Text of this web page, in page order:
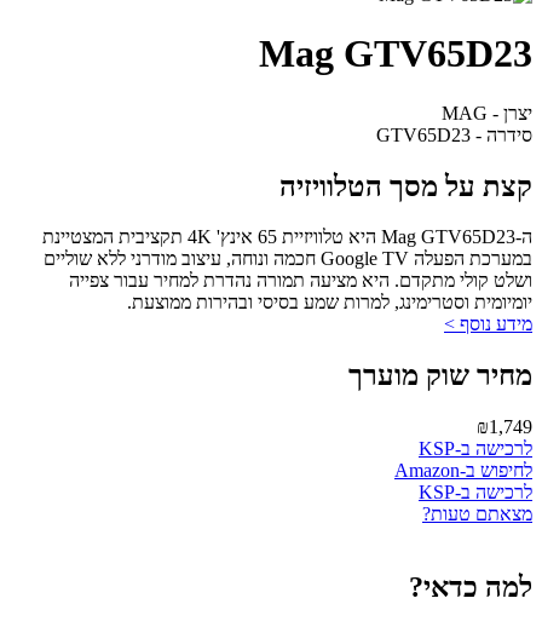
Mag GTV65D23
יצרן - MAG
סידרה - GTV65D23
קצת על מסך הטלוויזיה
ה-Mag GTV65D23 היא טלוויזיית 65 אינץ' 4K תקציבית המצטיינת
במערכת הפעלה Google TV חכמה ונוחה, עיצוב מודרני ללא שוליים
ושלט קולי מתקדם. היא מציעה תמורה נהדרת למחיר עבור צפייה
יומיומית וסטרימינג, למרות שמע בסיסי ובהירות ממוצעת.
מידע נוסף >
מחיר שוק מוערך
₪1,749
לרכישה ב-KSP
לחיפוש ב-Amazon
לרכישה ב-KSP
מצאתם טעות?
למה כדאי?